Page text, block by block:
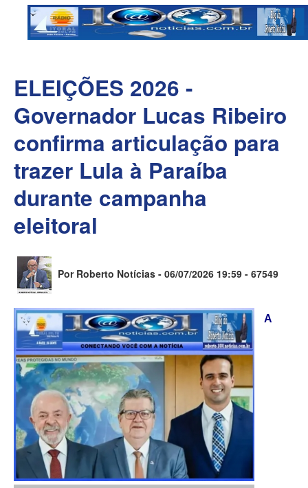
ELEIÇÕES 2026 -
Governador Lucas Ribeiro
confirma articulação para
trazer Lula à Paraíba
durante campanha
eleitoral
Por Roberto Notícias - 06/07/2026 19:59 - 67549
A